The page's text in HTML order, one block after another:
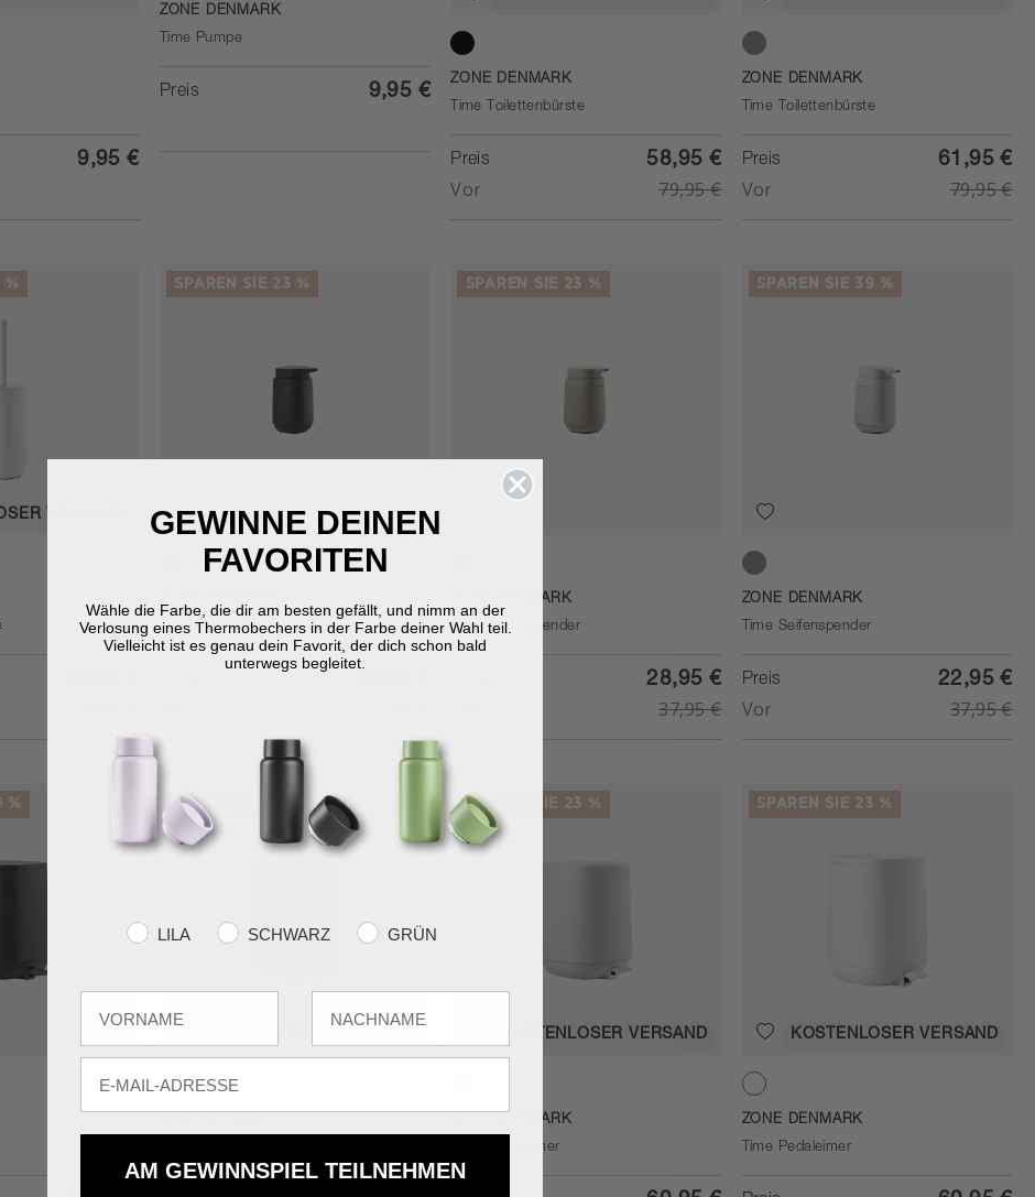
9,95 €
ZONE DENMARK
Time Pumpe
Preis 9,95 €
Black
ZONE DENMARK
Time Toilettenbürste
Preis 58,95 €
Vor 79,95 €
Concrete
ZONE DENMARK
Time Toilettenbürste
Preis 61,95 €
Vor 79,95 €
%
VERSAND
SPAREN SIE 23 %
Time Seifenspender
SPAREN SIE 23 %
ZONE DENMARK
Time Seifenspender
28,95 €
37,95 €
SPAREN SIE 39 %
Soft Grey
ZONE DENMARK
Time Seifenspender
Preis 22,95 €
Vor 37,95 €
% SPAREN SIE 23 %
Concrete
SPAREN SIE 23 %
KOSTENLOSER VERSAND
Soft Grey
ZONE DENMARK
Time Pedaleimer
SPAREN SIE 23 %
KOSTENLOSER VERSAND
White
ZONE DENMARK
Time Pedaleimer
GEWINNE DEINEN
FAVORITEN
Wähle die Farbe, die dir am besten gefällt, und nimm an der
Verlosung eines Thermobechers in der Farbe deiner Wahl teil.
Vielleicht ist es genau dein Favorit, der dich schon bald
unterwegs begleitet.
Farvevalg
LILA SCHWARZ GRÜN
AM GEWINNSPIEL TEILNEHMEN